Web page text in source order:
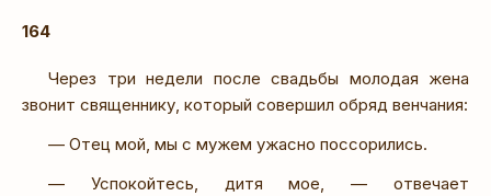
164
Через три недели после свадьбы молодая жена
звонит священнику, который совершил обряд венчания:
— Отец мой, мы с мужем ужасно поссорились.
— Успокойтесь, дитя мое, — отвечает